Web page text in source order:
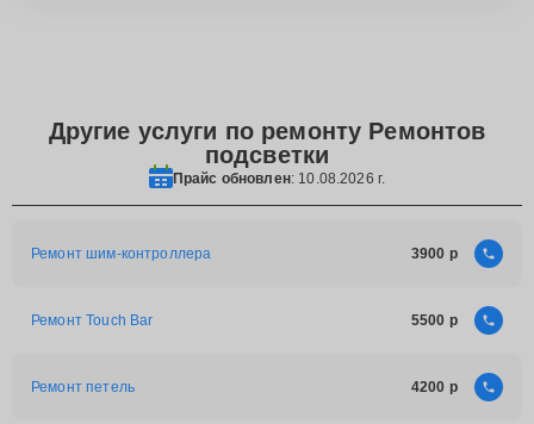
Другие услуги по ремонту Ремонтов
подсветки
Прайс обновлен: 10.08.2026 г.
Ремонт шим-контроллера 3900
Ремонт Touch Bar 5500
Ремонт петель 4200